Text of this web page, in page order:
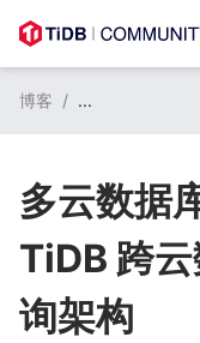
博客 / ...
多云数据
TiDB 跨
询架构